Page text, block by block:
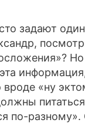
задают
вроде «ну
по-разному».